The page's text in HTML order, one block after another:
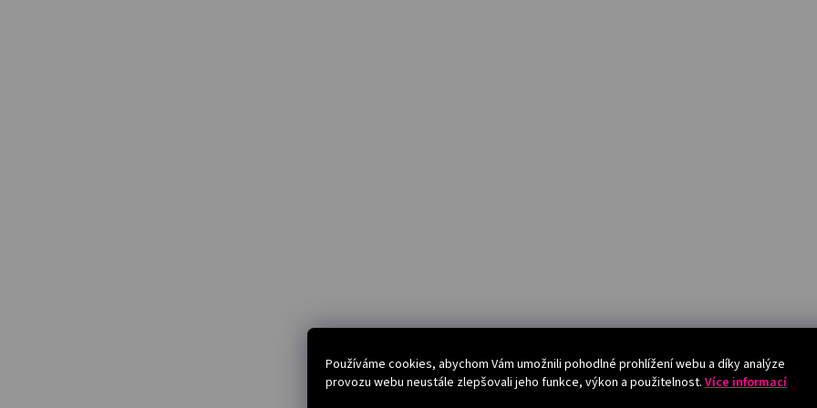
Používáme cookies, abychom Vám umožnili pohodlné prohlížení webu a díky analýze
provozu webu neustále zlepšovali jeho funkce, výkon a použitelnost. Více informací